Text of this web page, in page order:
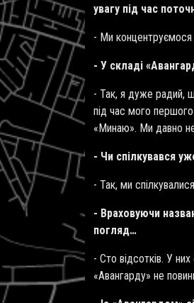
увагу під час
- Ми концентруємося
- У складі
- Так, я дуже радий,
під час мого
«Минаю». Ми давно не
- Чи спілкувався
- Так, ми
- Враховуючи
погляд…
- Сто відсотків. У
«Авангарду» не